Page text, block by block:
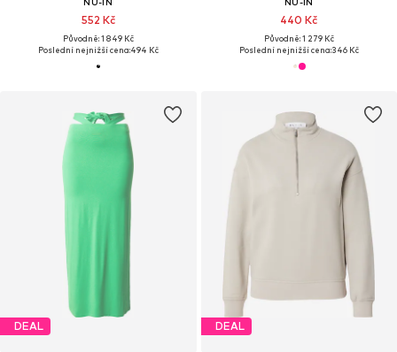
552 Kč
Původně: 1 849 Kč
Poslední nejnižší cena:494 Kč
440 Kč
Původně: 1 279 Kč
Poslední nejnižší cena:346 Kč
DEAL DEAL